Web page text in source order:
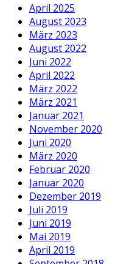
April 2025
August 2023
März 2023
August 2022
Juni 2022
April 2022
März 2022
März 2021
Januar 2021
November 2020
Juni 2020
März 2020
Februar 2020
Januar 2020
Dezember 2019
Juli 2019
Juni 2019
Mai 2019
April 2019